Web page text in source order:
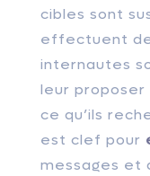
cibles sont
effectuent
internautes
leur proposer
ce qu’ils
est clef pour
messages et